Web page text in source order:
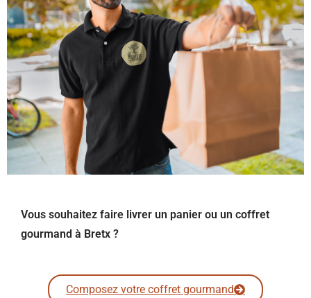
Vous souhaitez faire livrer un panier ou un coffret
gourmand à Bretx ?
Composez votre coffret gourmand